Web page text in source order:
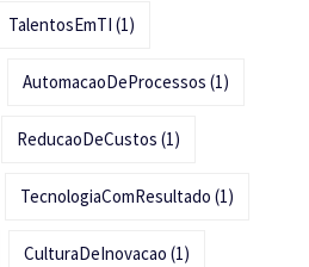
TalentosEmTI (1)
AutomacaoDeProcessos (1)
ReducaoDeCustos (1)
TecnologiaComResultado (1)
CulturaDeInovacao (1)